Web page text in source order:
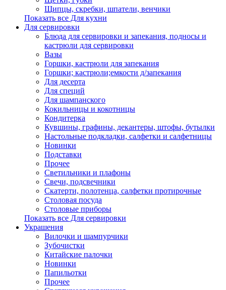
Щипцы, скребки, шпатели, венчики
Показать все Для кухни
Для сервировки
Блюда для сервировки и запекания, подносы и
кастрюли для сервировки
Вазы
Горшки, кастрюли для запекания
Горшки; кастрюли;емкости д/запекания
Для десерта
Для специй
Для шампанского
Кокильницы и кокотницы
Кондитерка
Кувшины, графины, декантеры, штофы, бутылки
Настольные подкладки, салфетки и салфетницы
Новинки
Подставки
Прочее
Светильники и плафоны
Свечи, подсвечники
Скатерти, полотенца, салфетки протирочные
Столовая посуда
Столовые приборы
Показать все Для сервировки
Украшения
Вилочки и шампурчики
Зубочистки
Китайские палочки
Новинки
Папильотки
Прочее